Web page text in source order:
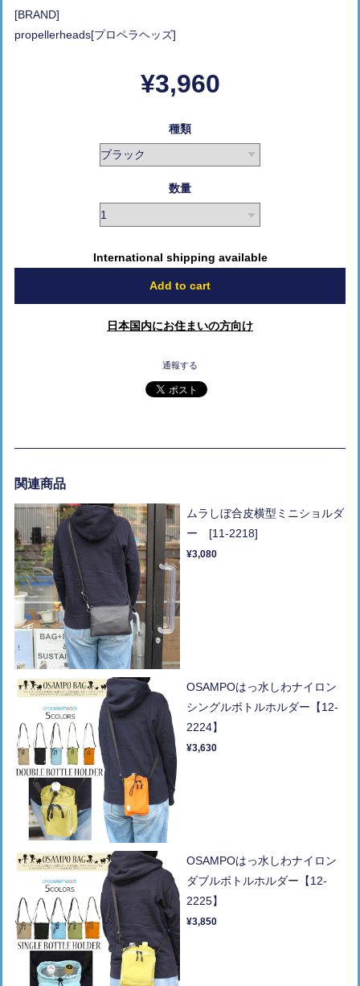
[BRAND]
propellerheads[プロペラヘッズ]
¥3,960
種類
数量
International shipping available
Add to cart
日本国内にお住まいの方向け
通報する
関連商品
ムラしぼ合皮横型ミニショルダ
ー [11-2218]
¥3,080
OSAMPOはっ水しわナイロン
シングルボトルホルダー【12-
2224】
¥3,630
OSAMPOはっ水しわナイロン
ダブルボトルホルダー【12-
2225】
¥3,850